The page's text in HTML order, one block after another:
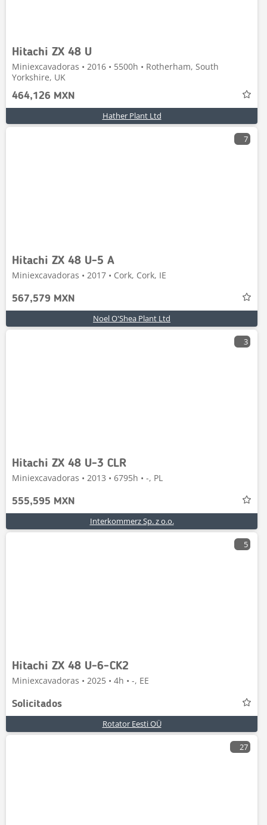
Hitachi ZX 48 U
Miniexcavadoras • 2016 • 5500h • Rotherham, South
Yorkshire, UK
464,126 MXN
Hather Plant Ltd
7
Hitachi ZX 48 U-5 A
Miniexcavadoras • 2017 • Cork, Cork, IE
567,579 MXN
Noel O'Shea Plant Ltd
3
Hitachi ZX 48 U-3 CLR
Miniexcavadoras • 2013 • 6795h • -, PL
555,595 MXN
Interkommerz Sp. z o.o.
5
Hitachi ZX 48 U-6-CK2
Miniexcavadoras • 2025 • 4h • -, EE
Solicitados
Rotator Eesti OÜ
27